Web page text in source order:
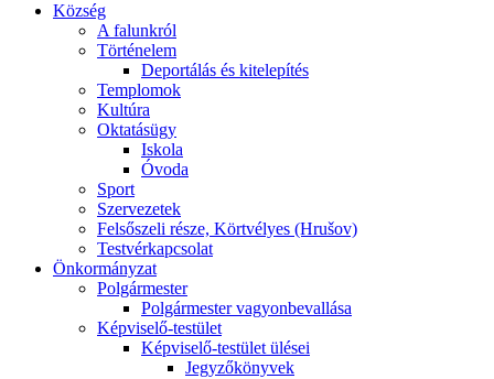
Község
A falunkról
Történelem
Deportálás és kitelepítés
Templomok
Kultúra
Oktatásügy
Iskola
Óvoda
Sport
Szervezetek
Felsőszeli része, Körtvélyes (Hrušov)
Testvérkapcsolat
Önkormányzat
Polgármester
Polgármester vagyonbevallása
Képviselő-testület
Képviselő-testület ülései
Jegyzőkönyvek